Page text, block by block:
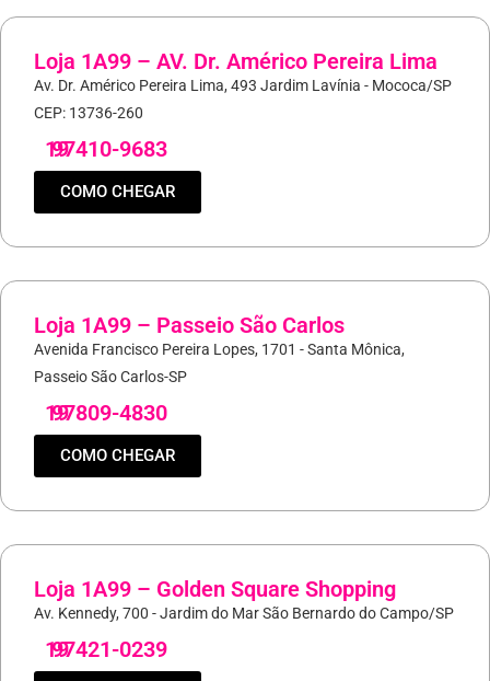
Loja 1A99 – AV. Dr. Américo Pereira Lima
Av. Dr. Américo Pereira Lima, 493 Jardim Lavínia - Mococa/SP
CEP: 13736-260
19
97410-9683
COMO CHEGAR
Loja 1A99 – Passeio São Carlos
Avenida Francisco Pereira Lopes, 1701 - Santa Mônica,
Passeio São Carlos-SP
19
97809-4830
COMO CHEGAR
Loja 1A99 – Golden Square Shopping
Av. Kennedy, 700 - Jardim do Mar São Bernardo do Campo/SP
19
97421-0239